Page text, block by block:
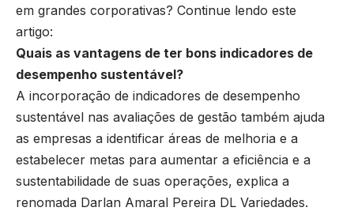
em grandes corporativas? Continue lendo este
artigo:
Quais as vantagens de ter bons indicadores de
desempenho sustentável?
A incorporação de indicadores de desempenho
sustentável nas avaliações de gestão também ajuda
as empresas a identificar áreas de melhoria e a
estabelecer metas para aumentar a eficiência e a
sustentabilidade de suas operações, explica a
renomada Darlan Amaral Pereira DL Variedades.